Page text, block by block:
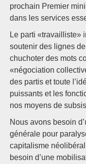
prochain Premier
dans les services
Le parti «travailliste»
soutenir des lignes
chuchoter des mots
«négociation
des partis et toute
puissants et les
nos moyens de
Nous avons besoin
générale pour
capitalisme
besoin d’une